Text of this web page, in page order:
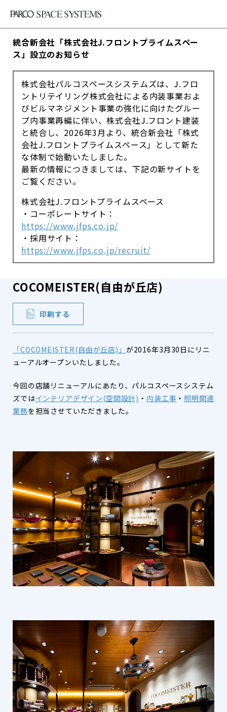
統合新会社「株式会社J.フロントプライムスペー
ス」設立のお知らせ
株式会社パルコスペースシステムズは、J.フロ
ントリテイリング株式会社による内装事業およ
びビルマネジメント事業の強化に向けたグルー
プ内事業再編に伴い、株式会社J.フロント建装
と統合し、2026年3月より、統合新会社「株式
会社J.フロントプライムスペース」として新た
な体制で始動いたしました。
最新の情報につきましては、下記の新サイトを
ご覧ください。
株式会社J.フロントプライムスペース
・コーポレートサイト：
https://www.jfps.co.jp/
・採用サイト：
https://www.jfps.co.jp/recruit/
COCOMEISTER(自由が丘店)
印刷する
「COCOMEISTER(自由が丘店)」 が2016年3月30日にリニ
ューアルオープンいたしました。
今回の店舗リニューアルにあたり、パルコスペースシステム
ズではインテリアデザイン(空間設計) ・ 内装工事 ・ 照明関連
業務を担当させていただきました。